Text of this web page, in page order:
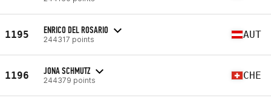
1195 ENRICO DEL ROSARIO
244317 points AUT
1196 JONA SCHMUTZ
244379 points CHE